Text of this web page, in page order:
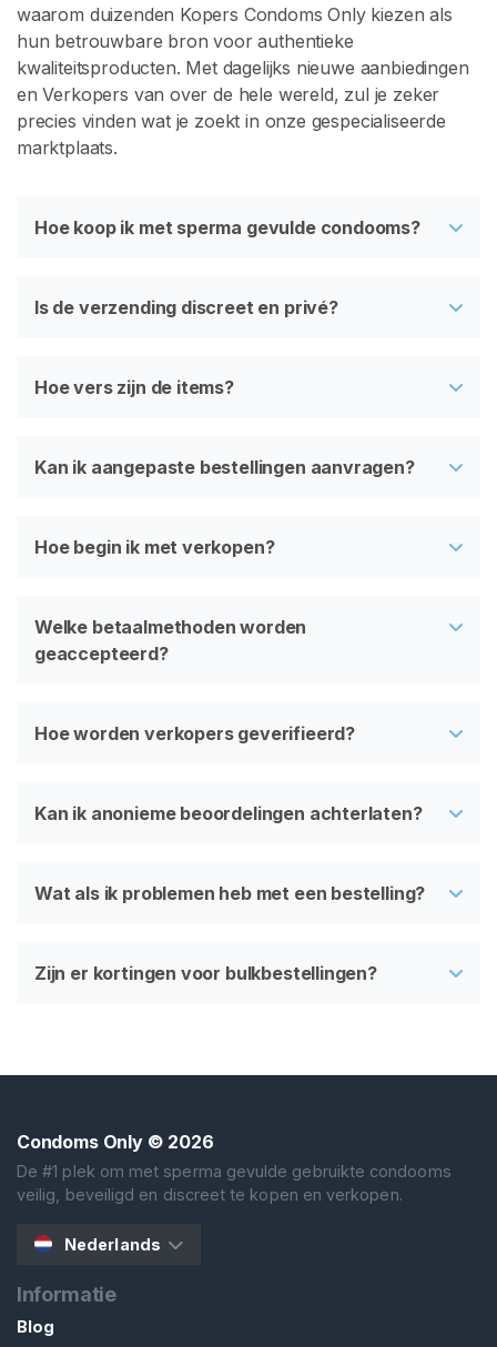
waarom duizenden Kopers Condoms Only kiezen als
hun betrouwbare bron voor authentieke
kwaliteitsproducten. Met dagelijks nieuwe aanbiedingen
en Verkopers van over de hele wereld, zul je zeker
precies vinden wat je zoekt in onze gespecialiseerde
marktplaats.
Hoe koop ik met sperma gevulde condooms?
Is de verzending discreet en privé?
Hoe vers zijn de items?
Kan ik aangepaste bestellingen aanvragen?
Hoe begin ik met verkopen?
Welke betaalmethoden worden
geaccepteerd?
Hoe worden verkopers geverifieerd?
Kan ik anonieme beoordelingen achterlaten?
Wat als ik problemen heb met een bestelling?
Zijn er kortingen voor bulkbestellingen?
Condoms Only© 2026
De #1 plek om met sperma gevulde gebruikte condooms
veilig, beveiligd en discreet te kopen en verkopen.
Nederlands
Informatie
Blog